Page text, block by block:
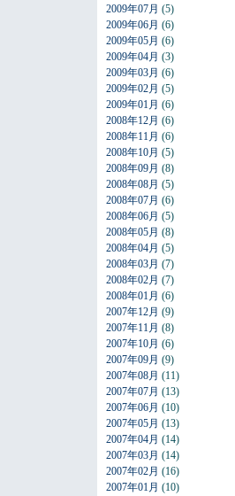
2009年07月 (5)
2009年06月 (6)
2009年05月 (6)
2009年04月 (3)
2009年03月 (6)
2009年02月 (5)
2009年01月 (6)
2008年12月 (6)
2008年11月 (6)
2008年10月 (5)
2008年09月 (8)
2008年08月 (5)
2008年07月 (6)
2008年06月 (5)
2008年05月 (8)
2008年04月 (5)
2008年03月 (7)
2008年02月 (7)
2008年01月 (6)
2007年12月 (9)
2007年11月 (8)
2007年10月 (6)
2007年09月 (9)
2007年08月 (11)
2007年07月 (13)
2007年06月 (10)
2007年05月 (13)
2007年04月 (14)
2007年03月 (14)
2007年02月 (16)
2007年01月 (10)